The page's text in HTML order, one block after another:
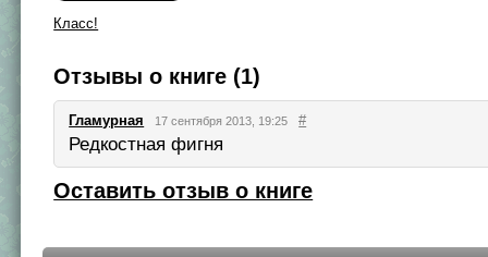
Класс!
Отзывы о книге (1)
Гламурная 17 сентября 2013, 19:25 #
Редкостная фигня
Оставить отзыв о книге